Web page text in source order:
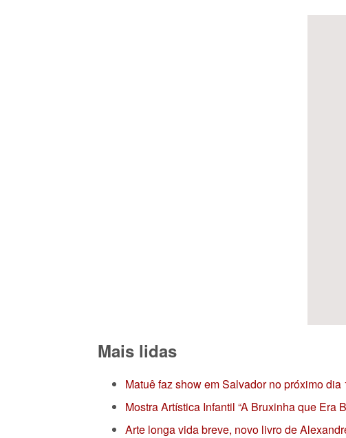
Mais lidas
Matuê faz show em Salvador no próximo dia
Mostra Artística Infantil “A Bruxinha que Era
Arte longa vida breve, novo livro de